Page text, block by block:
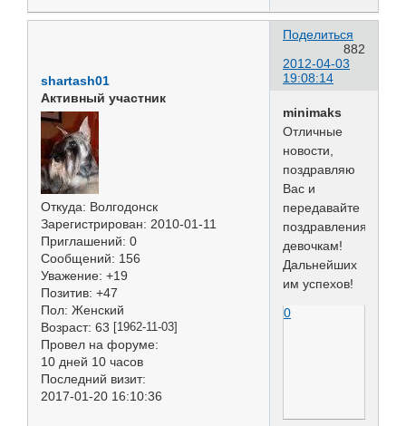
Поделиться
882
2012-04-03
19:08:14
shartash01
Активный участник
Откуда: Волгодонск
Зарегистрирован: 2010-01-11
Приглашений: 0
Сообщений: 156
Уважение: +19
Позитив: +47
Пол: Женский
Возраст: 63 [1962-11-03]
Провел на форуме:
10 дней 10 часов
Последний визит:
2017-01-20 16:10:36
minimaks
Отличные
новости,
поздравляю
Вас и
передавайте
поздравления
девочкам!
Дальнейших
им успехов!
0